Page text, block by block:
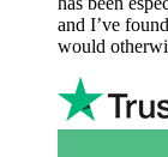
and I’ve
would